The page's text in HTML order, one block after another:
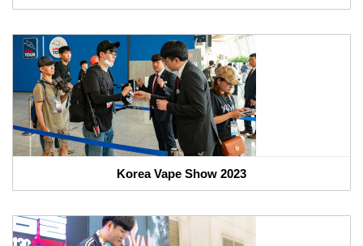
Korea Vape Show 2023